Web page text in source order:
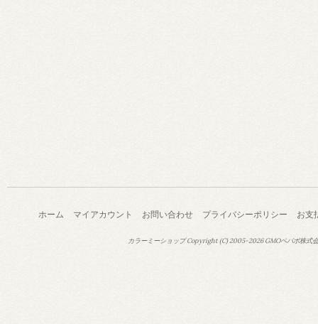
ホーム マイアカウント お問い合わせ プライバシーポリシー お支
カラーミーショップCopyright (C) 2005-2026GMOペパボ株式